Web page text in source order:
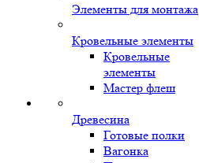
Элементы для монтажа
Кровельные элементы
Кровельные
элементы
Мастер флеш
Древесина
Готовые полки
Вагонка